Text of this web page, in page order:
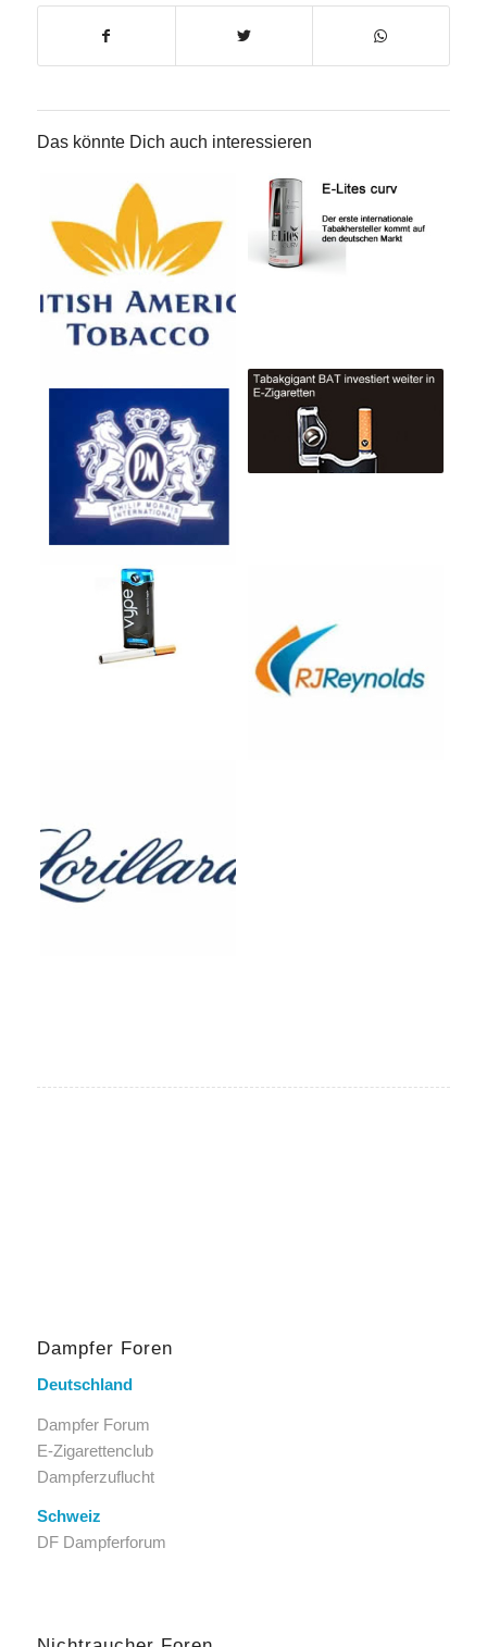
Das könnte Dich auch interessieren
Dampfer Foren
Deutschland
Dampfer Forum
E-Zigarettenclub
Dampferzuflucht
Schweiz
DF Dampferforum